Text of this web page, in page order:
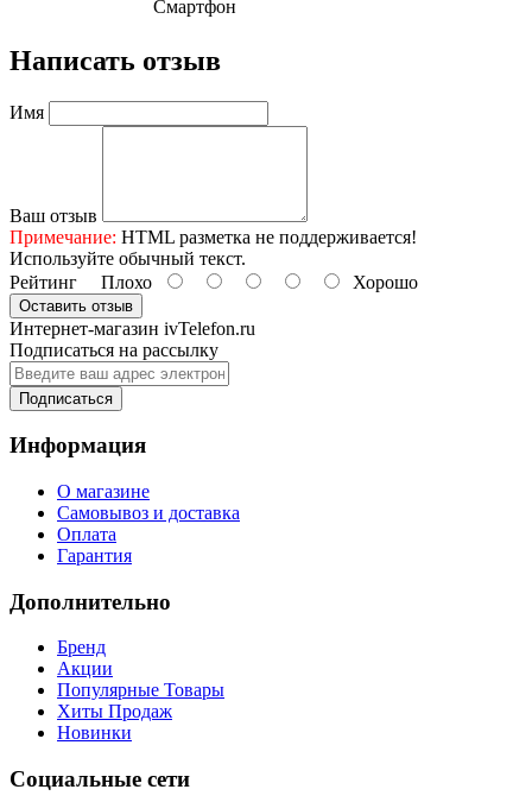
Смартфон
Написать отзыв
Имя
Ваш отзыв
Примечание: HTML разметка не поддерживается!
Используйте обычный текст.
Рейтинг Плохо Хорошо
Оставить отзыв
Интернет-магазин ivTelefon.ru
Подписаться на рассылку
Подписаться
Информация
О магазине
Самовывоз и доставка
Оплата
Гарантия
Дополнительно
Бренд
Акции
Популярные Товары
Хиты Продаж
Новинки
Социальные сети